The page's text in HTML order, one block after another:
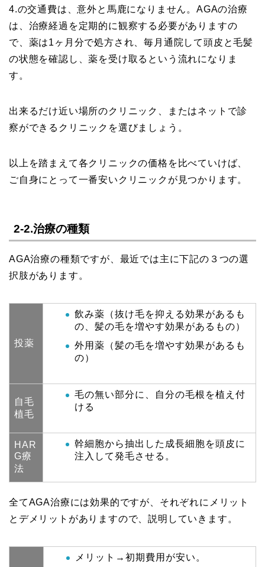
4.の交通費は、意外と馬鹿になりません。AGAの治療
は、治療経過を定期的に観察する必要がありますの
で、薬は1ヶ月分で処方され、毎月通院して頭皮と毛髪
の状態を確認し、薬を受け取るという流れになりま
す。
出来るだけ近い場所のクリニック、またはネットで診
察ができるクリニックを選びましょう。
以上を踏まえて各クリニックの価格を比べていけば、
ご自身にとって一番安いクリニックが見つかります。
2-2.治療の種類
AGA治療の種類ですが、最近では主に下記の３つの選
択肢があります。
投薬
飲み薬（抜け毛を抑える効果があるも
の、髪の毛を増やす効果があるもの）
外用薬（髪の毛を増やす効果があるも
の）
自毛
植毛
毛の無い部分に、自分の毛根を植え付
ける
HAR
G療
法
幹細胞から抽出した成長細胞を頭皮に
注入して発毛させる。
全てAGA治療には効果的ですが、それぞれにメリット
とデメリットがありますので、説明していきます。
メリット→初期費用が安い。